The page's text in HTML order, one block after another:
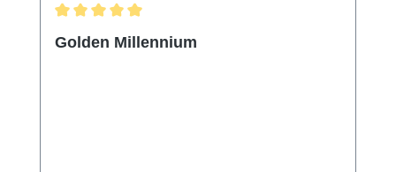
Golden Millennium